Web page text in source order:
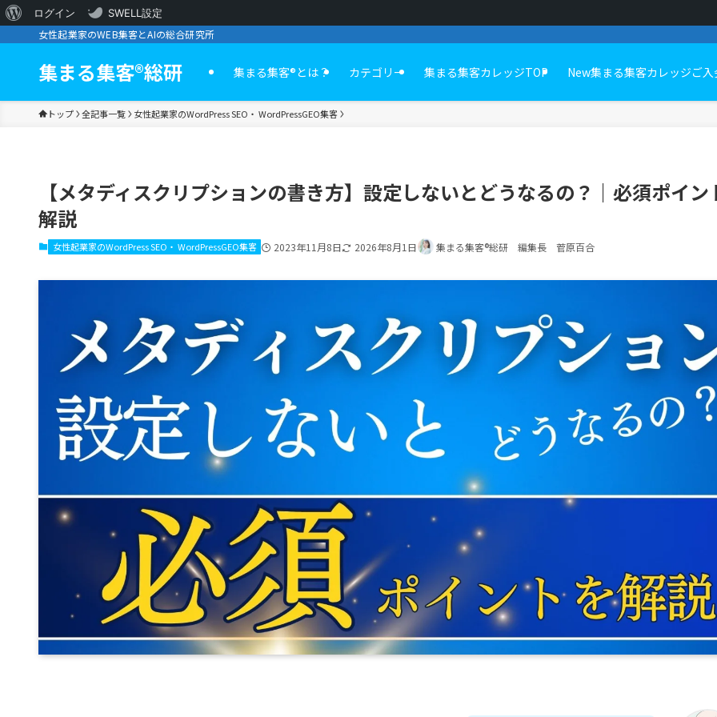
WordPress
ログイン SWELL設定
女性起業家のWEB集客とAIの総合研究所
集まる集客®︎総研 集まる集客®️とは？ カテゴリー 集まる集客カレッジTOP New集まる集客カレッジご入
トップ 全記事一覧 女性起業家のWordPress SEO・ WordPressGEO集客
【メタディスクリプションの書き方】設定しないとどうなるの？｜必須ポイン
解説
女性起業家のWordPress SEO・ WordPressGEO集客 2023年11月8日 2026年8月1日 集まる集客®総研 編集長 菅原百合